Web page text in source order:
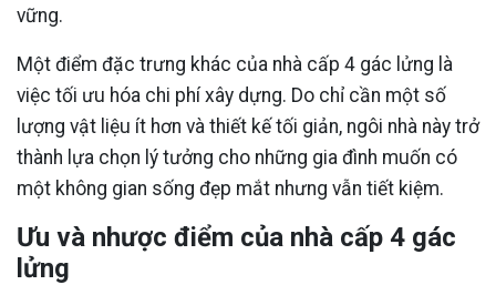
vững.
Một điểm đặc trưng khác của nhà cấp 4 gác lửng là
việc tối ưu hóa chi phí xây dựng. Do chỉ cần một số
lượng vật liệu ít hơn và thiết kế tối giản, ngôi nhà này trở
thành lựa chọn lý tưởng cho những gia đình muốn có
một không gian sống đẹp mắt nhưng vẫn tiết kiệm.
Ưu và nhược điểm của nhà cấp 4 gác
lửng